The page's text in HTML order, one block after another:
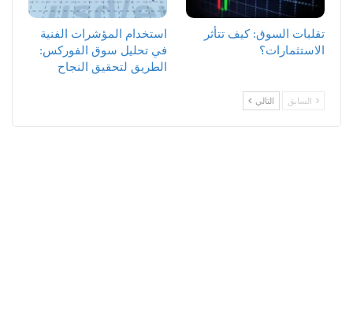
تقلبات السوق: كيف تتأثر
الاستثمارات؟
استخدام المؤشرات الفنية
في تحليل سوق الفوركس:
الطريق لتحقيق النجاح
السابق التالي